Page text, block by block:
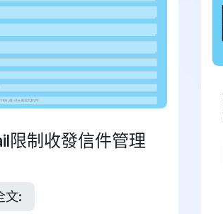
限制收發信件管理
文: